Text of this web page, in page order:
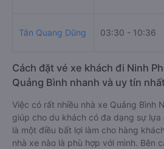
Tân Quang Dũng 03:30 - 10:36
Cách đặt vé xe khách đi Ninh
Quảng Bình nhanh và uy tín
Việc có rất nhiều nhà xe Quảng Bình
giúp cho du khách có đa dạng sự
là một điều bất lợi làm cho hàng
nhà xe nào là phù hợp với mình. Bên